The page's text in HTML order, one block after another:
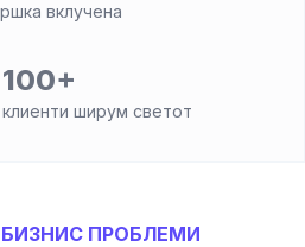
вклучена
100+
ширум светот
ПРОБЛЕМИ